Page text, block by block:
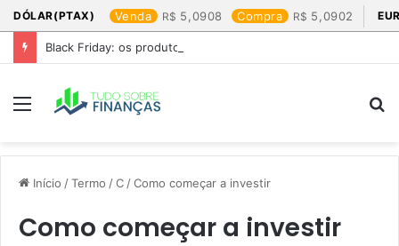
DÓLAR(PTAX) Venda 5,0908 Compra 5,0902
Black Friday: os produtos que mais valem a pena
Menu
Início /Termo /C /Como começar a investir
Como começar a investir